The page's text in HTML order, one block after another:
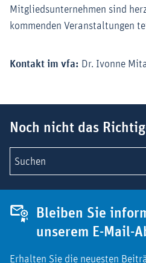
Mitgliedsunternehmen sind
kommenden Veranstaltungen
Kontakt im vfa: Dr. Ivonne
Noch nicht das
Suchen
Bleiben Sie
unserem E-Mail-
Erhalten Sie die neuesten